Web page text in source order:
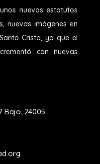
nuevos estatutos
nuevas imágenes en
Cristo, ya que el
con nuevas
Bajo, 24005